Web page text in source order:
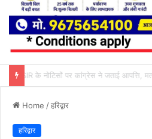
उत्तराखंड पुलिस प्रशासन के सामने बड़ी
Home /हरिद्वार
हरिद्वार